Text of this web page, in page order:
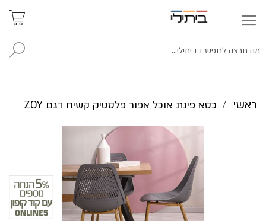
ראשי כסא פינת אוכל אפור פלסטיק קשיח דגם ZOY